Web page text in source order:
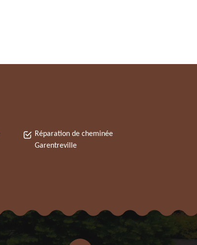
Réparation de cheminée
Garentreville